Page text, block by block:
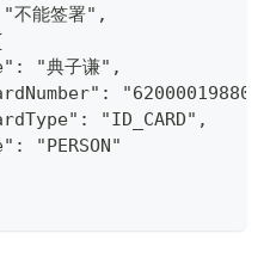
能签署",
"典子谦",
"ID_CARD",
"PERSON"